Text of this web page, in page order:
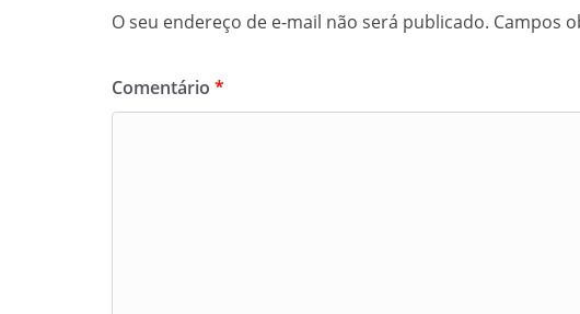
O seu endereço de e-mail não será publicado. Campos
Comentário *